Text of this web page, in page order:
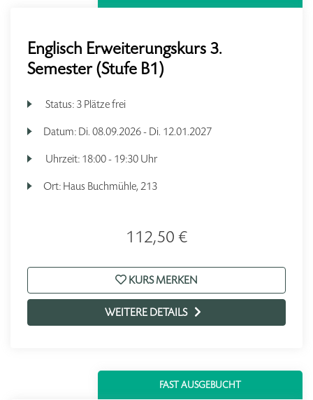
Englisch Erweiterungskurs 3.
Semester (Stufe B1)
Status: 3 Plätze frei
Datum: Di. 08.09.2026 - Di. 12.01.2027
Uhrzeit: 18:00 - 19:30 Uhr
Ort: Haus Buchmühle, 213
112,50 €
KURS MERKEN
WEITERE DETAILS
FAST AUSGEBUCHT